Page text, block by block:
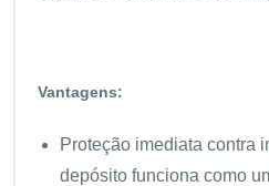
Vantagens:
Proteção imediata contra
depósito funciona como